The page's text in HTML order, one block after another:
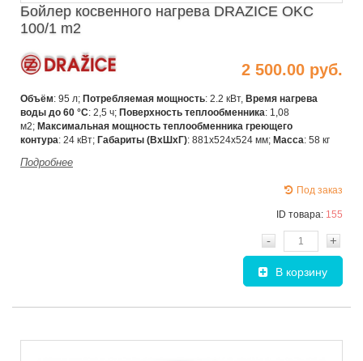
Бойлер косвенного нагрева DRAZICE OKC
100/1 m2
2 500.00 руб.
Объём: 95 л; Потребляемая мощность: 2.2 кВт, Время нагрева
воды до 60 °С: 2,5 ч; Поверхность теплообменника: 1,08
м2; Максимальная мощность теплообменника греющего
контура: 24 кВт; Габариты (ВхШхГ): 881х524х524 мм; Масса: 58 кг
Подробнее
Под заказ
ID товара: 155
- +
В корзину